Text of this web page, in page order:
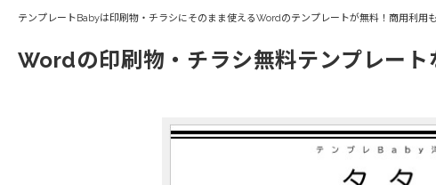
テンプレートBabyは印刷物・チラシにそのまま使えるWordのテンプレートが無料！商用利用も
Wordの印刷物・チラシ無料テンプレート